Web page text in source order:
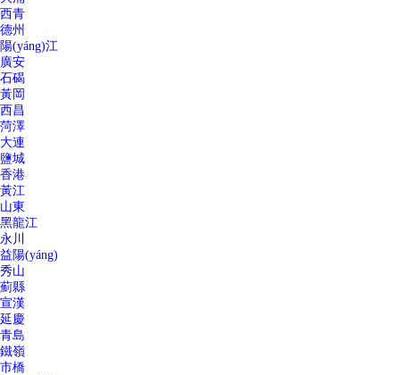
西青
德州
陽(yáng)江
廣安
石碣
黃岡
西昌
菏澤
大連
鹽城
香港
黃江
山東
黑龍江
永川
益陽(yáng)
秀山
薊縣
宣漢
延慶
青島
鐵嶺
市橋